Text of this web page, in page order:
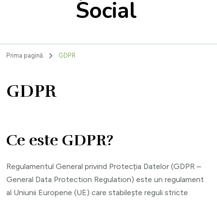
Social
Prima pagină GDPR
GDPR
Ce este GDPR?
Regulamentul General privind Protecția Datelor (GDPR –
General Data Protection Regulation) este un regulament
al Uniunii Europene (UE) care stabilește reguli stricte